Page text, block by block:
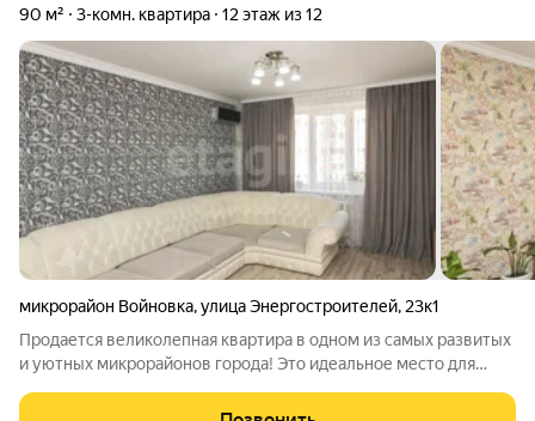
90 м² 3-комн. квартира 12 этаж из 12
микрорайон Войновка,улица Энергостроителей, 23к1
Продается великолепная квартира в одном из самых развитых
и уютных микрорайонов города! Это идеальное место для